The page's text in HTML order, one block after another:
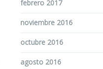
febrero 2017
noviembre 2016
octubre 2016
agosto 2016